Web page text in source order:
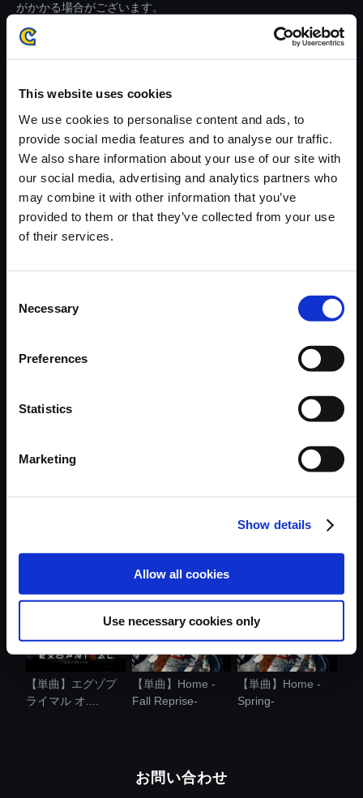
This website uses cookies
We use cookies to personalise content and ads, to
provide social media features and to analyse our traffic.
We also share information about your use of our site with
our social media, advertising and analytics partners who
may combine it with other information that you’ve
provided to them or that they’ve collected from your use
of their services.
Selection
Necessary
Preferences
Statistics
Marketing
Show details
Allow all cookies
Use necessary cookies only
がかかる場合がございます。
※ご購入いただいたファイルのダウンロードの際には、通信環境
が安定しているWifi環境でお試しください。
【単曲】Home -Winter-
150円
7ポイント付与
【単曲】Home -
【単曲】エグゾプ
ライマル オ....
【単曲】Home -
Fall Reprise-
【単曲】Home -
Spring-
お問い合わせ